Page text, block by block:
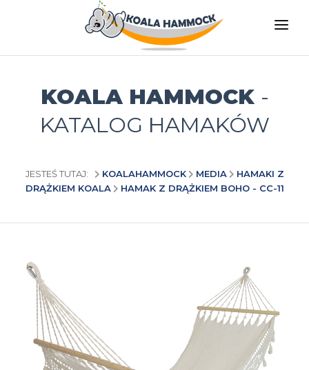
O NAS
GDZIE KUPIĆ
MEDIA
KOALA HAMMOCK -
KATALOG HAMAKÓW
JESTEŚ TUTAJ: KOALAHAMMOCK MEDIA
HAMAKI Z
DRĄŻKIEM KOALA
HAMAK Z DRĄŻKIEM BOHO - CC-11